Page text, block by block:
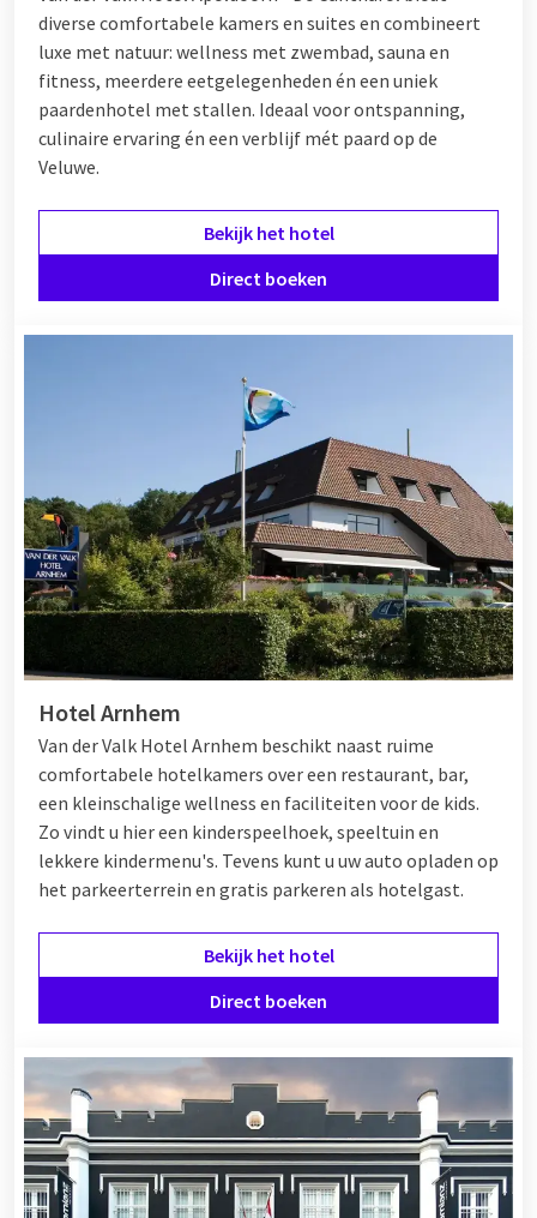
diverse comfortabele kamers en suites en combineert
luxe met natuur: wellness met zwembad, sauna en
fitness, meerdere eetgelegenheden én een uniek
paardenhotel met stallen. Ideaal voor ontspanning,
culinaire ervaring én een verblijf mét paard op de
Veluwe.
Bekijk het hotel
Direct boeken
Hotel Arnhem
Van der Valk Hotel Arnhem beschikt naast ruime
comfortabele hotelkamers over een restaurant, bar,
een kleinschalige wellness en faciliteiten voor de kids.
Zo vindt u hier een kinderspeelhoek, speeltuin en
lekkere kindermenu's. Tevens kunt u uw auto opladen op
het parkeerterrein en gratis parkeren als hotelgast.
Bekijk het hotel
Direct boeken